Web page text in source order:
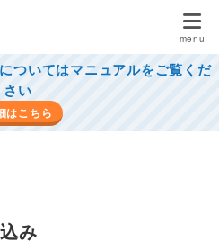
ついてはマニュアルをご覧くだ
さい
はこちら
み